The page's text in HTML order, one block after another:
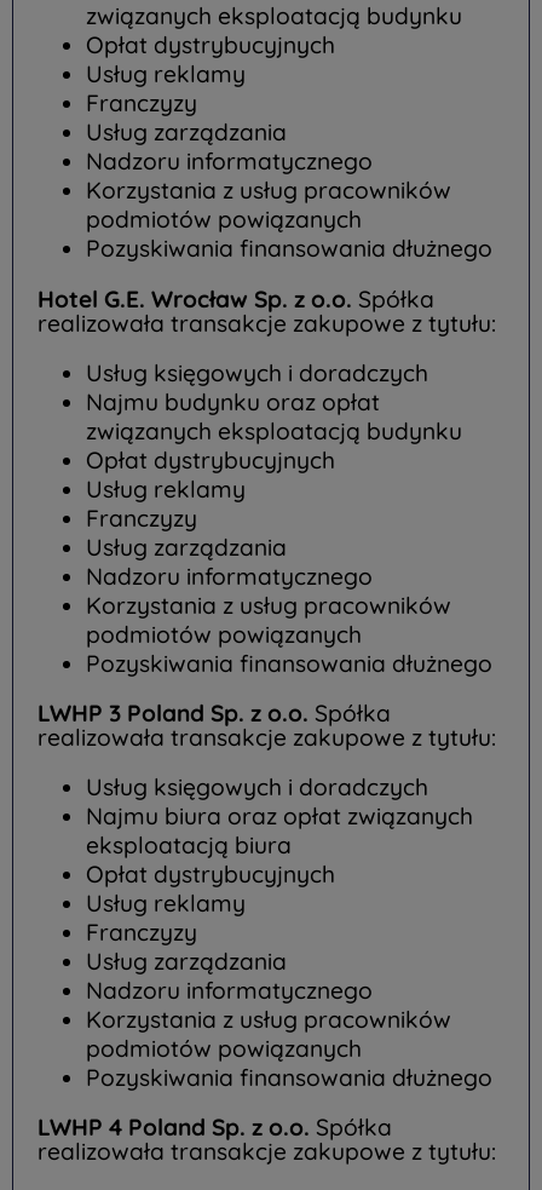
związanych eksploatacją budynku
Opłat dystrybucyjnych
Usług reklamy
Franczyzy
Usług zarządzania
Nadzoru informatycznego
Korzystania z usług pracowników
podmiotów powiązanych
Pozyskiwania finansowania dłużnego
Hotel G.E. Wrocław Sp. z o.o. Spółka
realizowała transakcje zakupowe z tytułu:
Usług księgowych i doradczych
Najmu budynku oraz opłat
związanych eksploatacją budynku
Opłat dystrybucyjnych
Usług reklamy
Franczyzy
Usług zarządzania
Nadzoru informatycznego
Korzystania z usług pracowników
podmiotów powiązanych
Pozyskiwania finansowania dłużnego
LWHP 3 Poland Sp. z o.o. Spółka
realizowała transakcje zakupowe z tytułu:
Usług księgowych i doradczych
Najmu biura oraz opłat związanych
eksploatacją biura
Opłat dystrybucyjnych
Usług reklamy
Franczyzy
Usług zarządzania
Nadzoru informatycznego
Korzystania z usług pracowników
podmiotów powiązanych
Pozyskiwania finansowania dłużnego
LWHP 4 Poland Sp. z o.o. Spółka
realizowała transakcje zakupowe z tytułu: